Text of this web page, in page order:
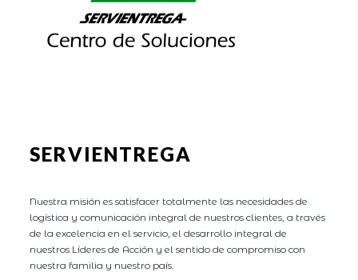
SERVIENTREGA
Nuestra misión es satisfacer totalmente las necesidades de
logística y comunicación integral de nuestros clientes, a través
de la excelencia en el servicio, el desarrollo integral de
nuestros Líderes de Acción y el sentido de compromiso con
nuestra familia y nuestro país.